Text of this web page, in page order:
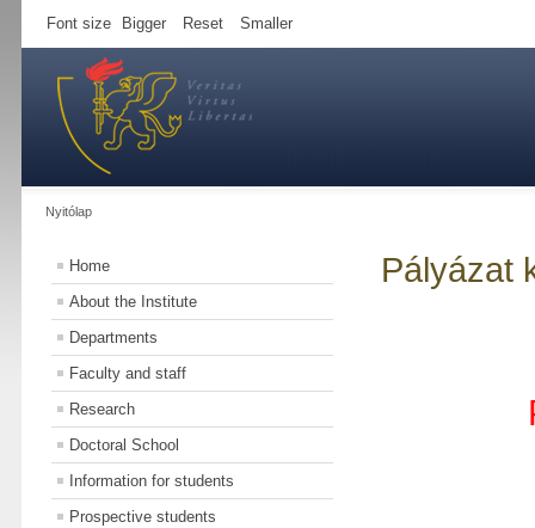
Font size Bigger Reset Smaller
Nyitólap
Home
About the Institute
Departments
Faculty and staff
Research
Doctoral School
Information for students
Prospective students
Pályázat